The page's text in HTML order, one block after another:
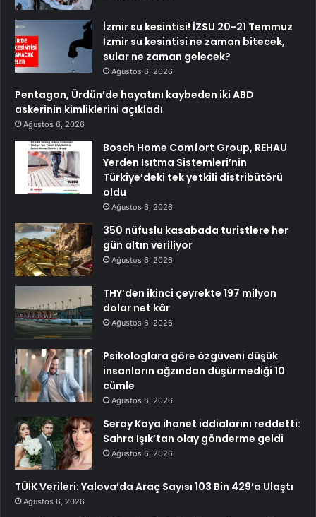
İzmir su kesintisi! İZSU 20-21 Temmuz
İzmir su kesintisi ne zaman bitecek,
sular ne zaman gelecek?
Ağustos 6, 2026
Pentagon, Ürdün’de hayatını kaybeden iki ABD
askerinin kimliklerini açıkladı
Ağustos 6, 2026
Bosch Home Comfort Group, REHAU
Yerden Isıtma Sistemleri’nin
Türkiye’deki tek yetkili distribütörü
oldu
Ağustos 6, 2026
350 nüfuslu kasabada turistlere her
gün altın veriliyor
Ağustos 6, 2026
THY’den ikinci çeyrekte 197 milyon
dolar net kâr
Ağustos 6, 2026
Psikologlara göre özgüveni düşük
insanların ağzından düşürmediği 10
cümle
Ağustos 6, 2026
Seray Kaya ihanet iddialarını reddetti:
Sahra Işık’tan olay gönderme geldi
Ağustos 6, 2026
TÜİK Verileri: Yalova’da Araç Sayısı 103 Bin 429’a Ulaştı
Ağustos 6, 2026